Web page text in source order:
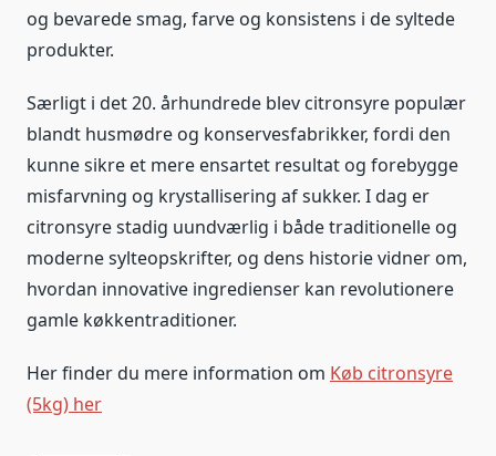
og bevarede smag, farve og konsistens i de syltede
produkter.
Særligt i det 20. århundrede blev citronsyre populær
blandt husmødre og konservesfabrikker, fordi den
kunne sikre et mere ensartet resultat og forebygge
misfarvning og krystallisering af sukker. I dag er
citronsyre stadig uundværlig i både traditionelle og
moderne sylteopskrifter, og dens historie vidner om,
hvordan innovative ingredienser kan revolutionere
gamle køkkentraditioner.
Her finder du mere information om Køb citronsyre
(5kg) her